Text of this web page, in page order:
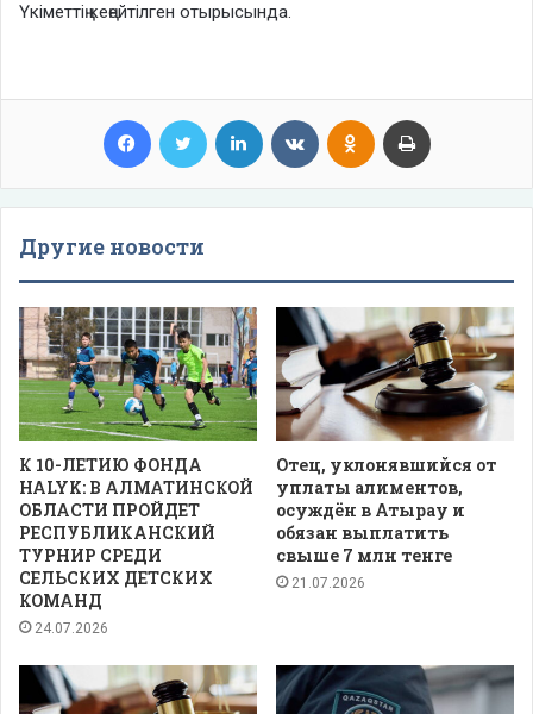
Үкіметтің кеңейтілген отырысында.
Facebook Twitter LinkedIn VKontakteOdnoklassniki
Другие новости
К 10-ЛЕТИЮ ФОНДА
HALYK: В АЛМАТИНСКОЙ
ОБЛАСТИ ПРОЙДЕТ
РЕСПУБЛИКАНСКИЙ
ТУРНИР СРЕДИ
СЕЛЬСКИХ ДЕТСКИХ
КОМАНД
24.07.2026
Отец, уклонявшийся от
уплаты алиментов,
осуждён в Атырау и
обязан выплатить
свыше 7 млн тенге
21.07.2026